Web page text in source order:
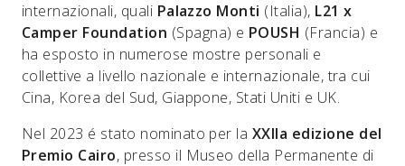
internazionali, quali Palazzo Monti (Italia), L21 x
Camper Foundation (Spagna) e POUSH (Francia) e
ha esposto in numerose mostre personali e
collettive a livello nazionale e internazionale, tra cui
Cina, Korea del Sud, Giappone, Stati Uniti e UK.
Nel 2023 é stato nominato per la XXIIa edizione del
Premio Cairo, presso il Museo della Permanente di